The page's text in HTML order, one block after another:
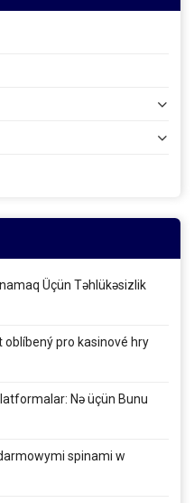
Üçün Təhlükəsizlik
pro kasinové hry
Nə üçün Bunu
spinami w